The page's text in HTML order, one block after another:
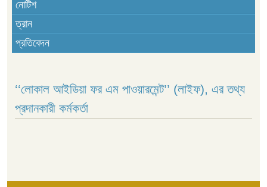
নোটিশ
ত্রান
প্রতিবেদন
‘‘লোকাল আইডিয়া ফর এম পাওয়ারমেন্ট’’ (লাইফ), এর তথ্য
প্রদানকারী কর্মকর্তা